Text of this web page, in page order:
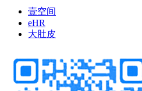
壹空间
eHR
大肚皮